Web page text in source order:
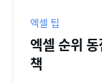
엑셀 팁
엑셀 순위
책